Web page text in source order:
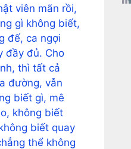
viên mãn rồi,
gì không biết,
đế, ca ngợi
đầy đủ. Cho
thì tất cả
đường, vẫn
biết gì, mê
không biết
biết quay
thể không